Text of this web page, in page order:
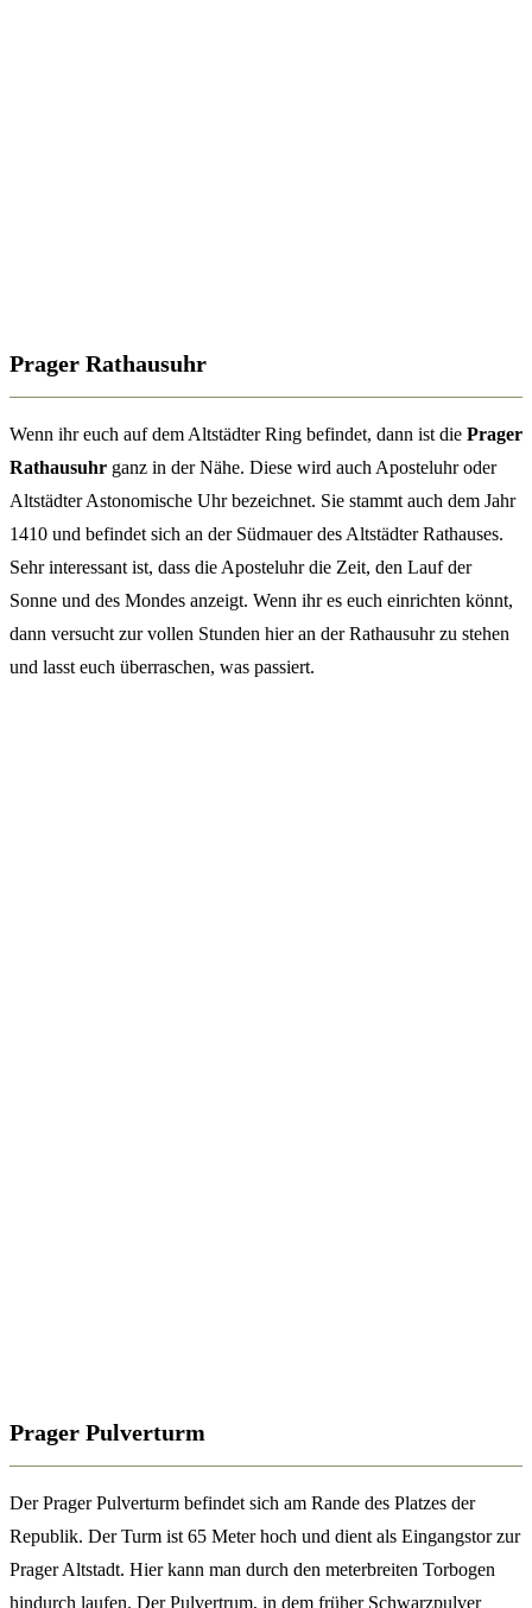
Prager Rathausuhr
Wenn ihr euch auf dem Altstädter Ring befindet, dann ist die Prager
Rathausuhr ganz in der Nähe. Diese wird auch Aposteluhr oder
Altstädter Astonomische Uhr bezeichnet. Sie stammt auch dem Jahr
1410 und befindet sich an der Südmauer des Altstädter Rathauses.
Sehr interessant ist, dass die Aposteluhr die Zeit, den Lauf der
Sonne und des Mondes anzeigt. Wenn ihr es euch einrichten könnt,
dann versucht zur vollen Stunden hier an der Rathausuhr zu stehen
und lasst euch überraschen, was passiert.
Prager Pulverturm
Der Prager Pulverturm befindet sich am Rande des Platzes der
Republik. Der Turm ist 65 Meter hoch und dient als Eingangstor zur
Prager Altstadt. Hier kann man durch den meterbreiten Torbogen
hindurch laufen. Der Pulvertrum, in dem früher Schwarzpulver